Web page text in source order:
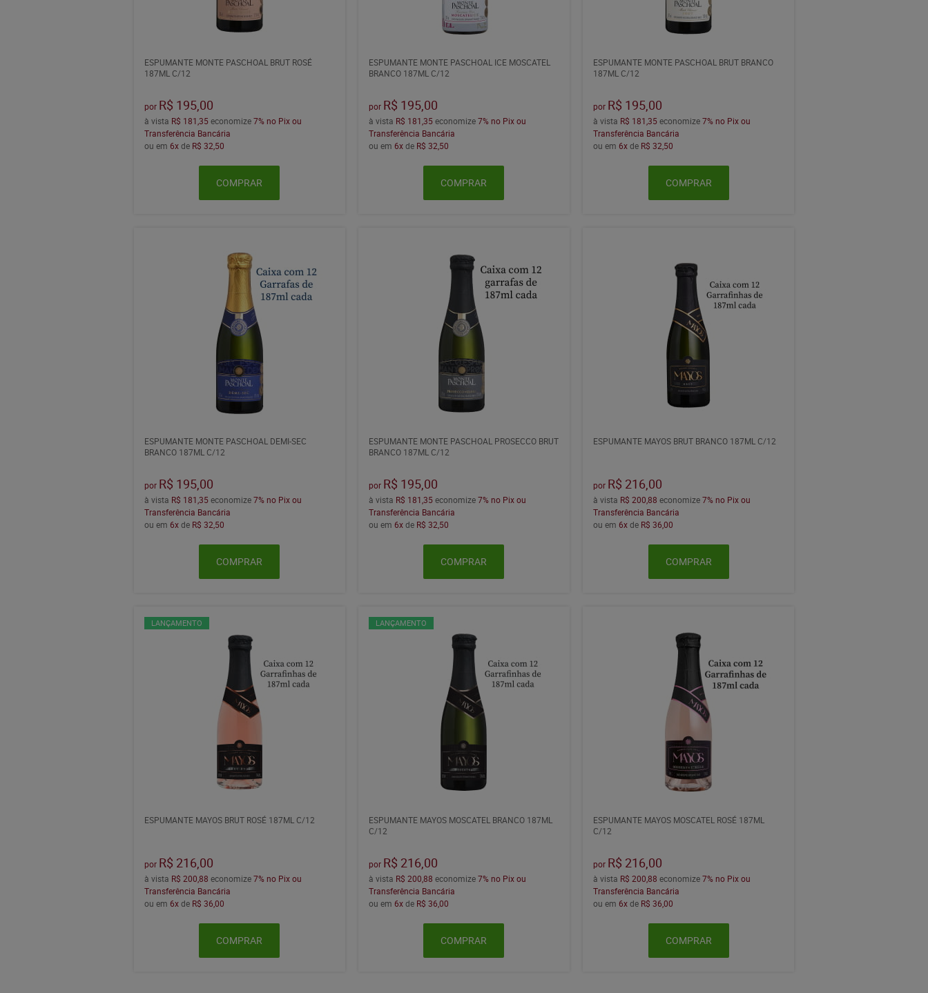
ESPUMANTE MONTE PASCHOAL BRUT ROSÉ
187ML C/12
por R$ 195,00
à vista R$ 181,35economize7% no Pix ou
Transferência Bancária
ou em 6xde R$ 32,50
COMPRAR
ESPUMANTE MONTE PASCHOAL ICE MOSCATEL
BRANCO 187ML C/12
por R$ 195,00
à vista R$ 181,35economize7% no Pix ou
Transferência Bancária
ou em6xde R$ 32,50
COMPRAR
ESPUMANTE MONTE PASCHOAL BRUT BRANCO
187ML C/12
por R$ 195,00
à vista R$ 181,35economize7% no Pix ou
Transferência Bancária
ou em6xde R$ 32,50
COMPRAR
ESPUMANTE MONTE PASCHOAL DEMI-SEC
BRANCO 187ML C/12
por R$ 195,00
à vista R$ 181,35economize7% no Pix ou
Transferência Bancária
ou em 6xde R$ 32,50
COMPRAR
ESPUMANTE MONTE PASCHOAL PROSECCO BRUT
BRANCO 187ML C/12
por R$ 195,00
à vista R$ 181,35economize7% no Pix ou
Transferência Bancária
ou em6xde R$ 32,50
COMPRAR
ESPUMANTE MAYOS BRUT BRANCO 187ML C/12
por R$ 216,00
à vista R$ 200,88 economize7% no Pix ou
Transferência Bancária
ou em6xde R$ 36,00
COMPRAR
LANÇAMENTO
ESPUMANTE MAYOS BRUT ROSÉ 187ML C/12
por R$ 216,00
à vista R$ 200,88 economize7% no Pix ou
Transferência Bancária
ou em 6xde R$ 36,00
COMPRAR
LANÇAMENTO
ESPUMANTE MAYOS MOSCATEL BRANCO 187ML
C/12
por R$ 216,00
à vista R$ 200,88 economize7% no Pix ou
Transferência Bancária
ou em6xde R$ 36,00
COMPRAR
ESPUMANTE MAYOS MOSCATEL ROSÉ 187ML
C/12
por R$ 216,00
à vista R$ 200,88 economize7% no Pix ou
Transferência Bancária
ou em6xde R$ 36,00
COMPRAR